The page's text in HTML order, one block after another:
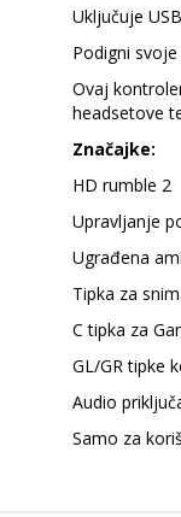
Uključuje
Podigni
Ovaj
headsetove
Značajke:
HD rumble 2
Upravljanje
Ugrađena
Tipka za
C tipka za
GL/GR tipke
Audio
Samo za